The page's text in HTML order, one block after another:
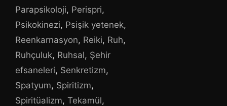
Parapsikoloji, Perispri,
Psikokinezi, Psişik yetenek,
Reenkarnasyon, Reiki, Ruh,
Ruhçuluk, Ruhsal, Şehir
efsaneleri, Senkretizm,
Spatyum, Spiritizm,
Spiritüalizm, Tekamül,